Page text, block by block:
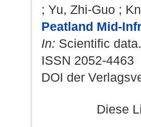
; Yu, Zhi-Guo ;
Peatland Mid-
In: Scientific
ISSN 2052-4463
DOI der
Diese